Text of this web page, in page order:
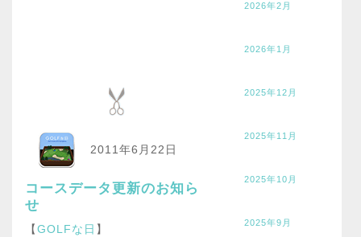
2011年6月22日
コースデータ更新のお知ら
せ
【GOLFな日 】
2026年2月
2026年1月
2025年12月
2025年11月
2025年10月
2025年9月